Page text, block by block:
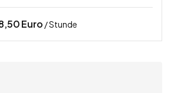
Euro / Stunde